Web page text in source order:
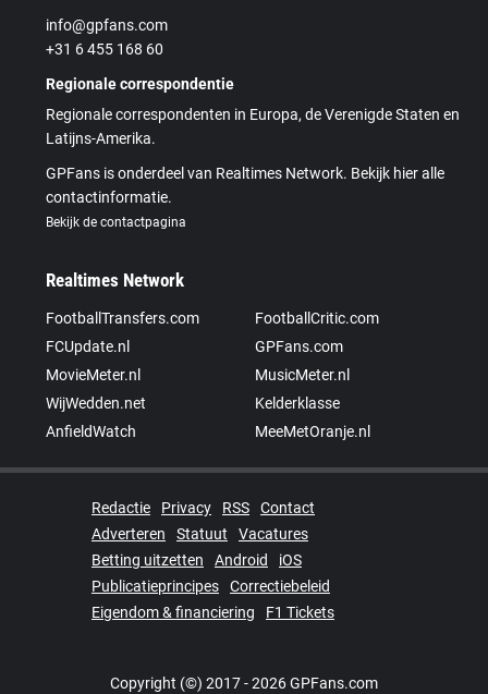
info@gpfans.com
+31 6 455 168 60
Regionale correspondentie
Regionale correspondenten in Europa, de Verenigde Staten en
Latijns-Amerika.
GPFans is onderdeel van Realtimes Network. Bekijk hier alle
contactinformatie.
Bekijk de contactpagina
Realtimes Network
FootballTransfers.com
FootballCritic.com
FCUpdate.nl
GPFans.com
MovieMeter.nl
MusicMeter.nl
WijWedden.net
Kelderklasse
AnfieldWatch
MeeMetOranje.nl
Redactie Privacy RSS
Contact
Adverteren
Statuut
Vacatures
Betting uitzetten
Android
iOS
Publicatieprincipes
Correctiebeleid
Eigendom & financiering
F1 Tickets
Copyright (©) 2017 - 2026 GPFans.com